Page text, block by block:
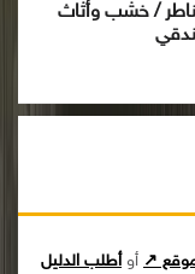
/ خشب وأثاث
↗ أوأطلب الدليل